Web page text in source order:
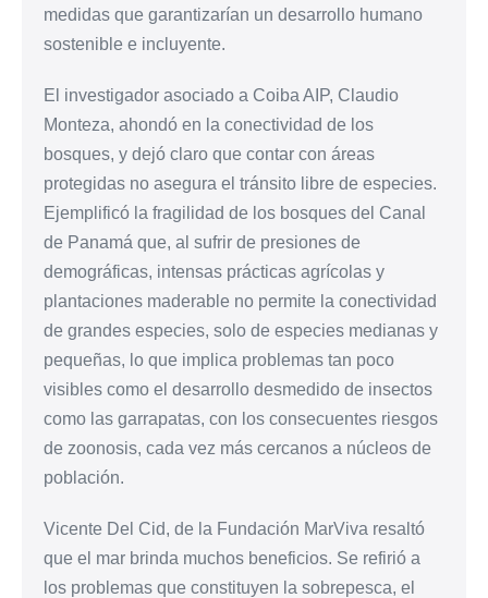
medidas que garantizarían un desarrollo humano
sostenible e incluyente.
El investigador asociado a Coiba AIP, Claudio
Monteza, ahondó en la conectividad de los
bosques, y dejó claro que contar con áreas
protegidas no asegura el tránsito libre de especies.
Ejemplificó la fragilidad de los bosques del Canal
de Panamá que, al sufrir de presiones de
demográficas, intensas prácticas agrícolas y
plantaciones maderable no permite la conectividad
de grandes especies, solo de especies medianas y
pequeñas, lo que implica problemas tan poco
visibles como el desarrollo desmedido de insectos
como las garrapatas, con los consecuentes riesgos
de zoonosis, cada vez más cercanos a núcleos de
población.
Vicente Del Cid, de la Fundación MarViva resaltó
que el mar brinda muchos beneficios. Se refirió a
los problemas que constituyen la sobrepesca, el